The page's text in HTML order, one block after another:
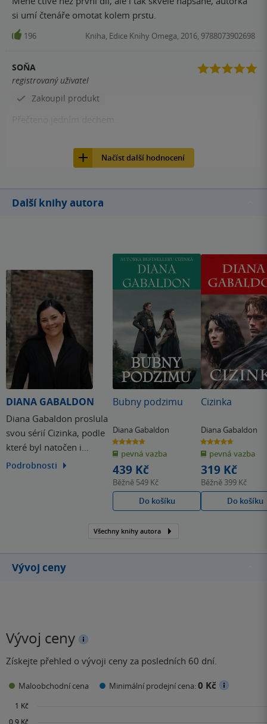
si umí čtenáře omotat kolem prstu.
196 Kniha, Edice Knihy Omega, 2016, 9788073902698
SOŇA
registrovaný uživatel
Zakoupil produkt
Přečteno jedním dechem.
Načíst další hodnocení
Další knihy autora
DIANA GABALDON
Diana Gabaldon proslula
svou sérií Cizinka, podle
které byl natočen i
stejnojmenný televizní
Podrobnosti
Bubny podzimu
Diana Gabaldon
4.7
z
5
hvězdiček
pevná vazba
439 Kč
Běžně 549 Kč
Do košíku
Cizinka
Diana Gabaldon
4.7
z
5
hvězdiček
pevná vazba
319 Kč
Běžně 399 Kč
Do košíku
Všechny knihy autora
Vývoj ceny
Vývoj ceny
Získejte přehled o vývoji ceny za posledních 60 dní.
Maloobchodní cena Minimální prodejní cena:0 Kč